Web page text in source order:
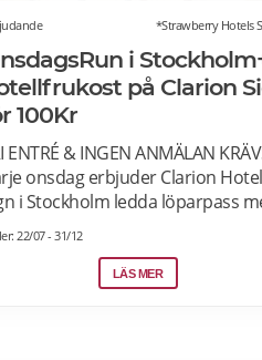
*Strawberry Hotels
i
på Clarion
100Kr
ENTRÉ & INGEN ANMÄLAN
onsdag erbjuder Clarion Hotel
i Stockholm ledda löparpass
Coacher, Lina & Carolin. Vi
tillsammans springer vi genom
22/07 - 31/12
LÄS MER